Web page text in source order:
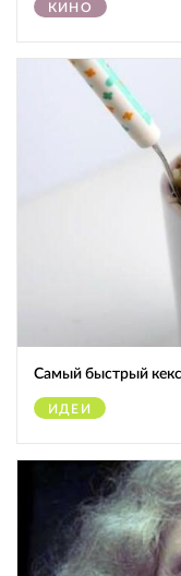
КИНО
Самый быстрый
ИДЕИ